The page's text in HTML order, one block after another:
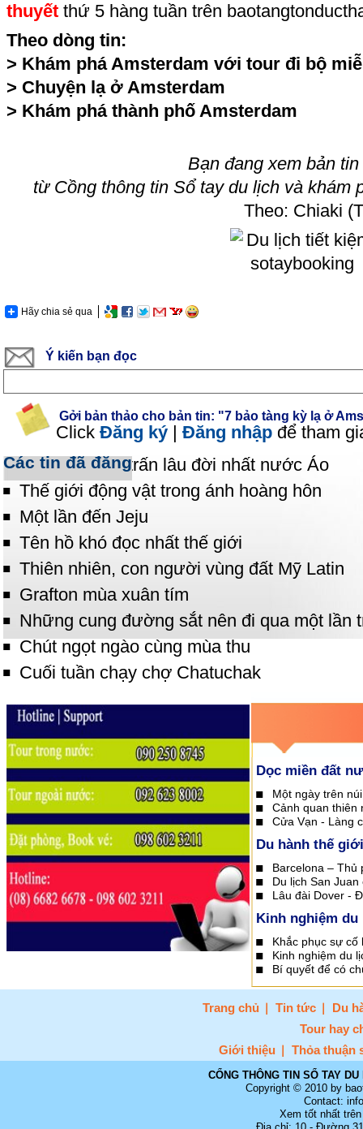
thuyết thứ 5 hàng tuần trên
Theo dòng tin:
> Khám phá Amsterdam với tour đi bộ
> Chuyện lạ ở Amsterdam
> Khám phá thành phố Amsterdam
Bạn đang xem bản tin
từ Cồng thông tin Sổ tay du lịch và khám
Theo: Chiaki
Hãy chia sẻ qua
Ý kiến bạn đọc
Gởi bản thảo cho bản tin: "7 bảo tàng kỳ lạ ở
Click Đăng ký | Đăng nhập để tham
Các tin đã đăng
Hallstatt - Thị trấn lâu đời nhất nước Áo
Thế giới động vật trong ánh hoàng hôn
Một lần đến Jeju
Tên hồ khó đọc nhất thế giới
Thiên nhiên, con người vùng đất Mỹ Latin
Grafton mùa xuân tím
Những cung đường sắt nên đi qua một lần
Chút ngọt ngào cùng mùa thu
Cuối tuần chạy chợ Chatuchak
Dọc miền đất
Một ngày trên
Cảnh quan thiên
Cửa Vạn - Làng
Du hành thế giới
Barcelona – Thủ
Du lịch San
Lâu đài Dover -
Kinh nghiệm du
Khắc phục sự cố
Kinh nghiệm du
Bí quyết để có
Trang chủ Tin tức
Du
Tour hay
Giới thiệu
Thỏa thuận
CỔNG THÔNG TIN SỔ TAY
Copyright © 2010 by
Contact:
Xem tốt nhất